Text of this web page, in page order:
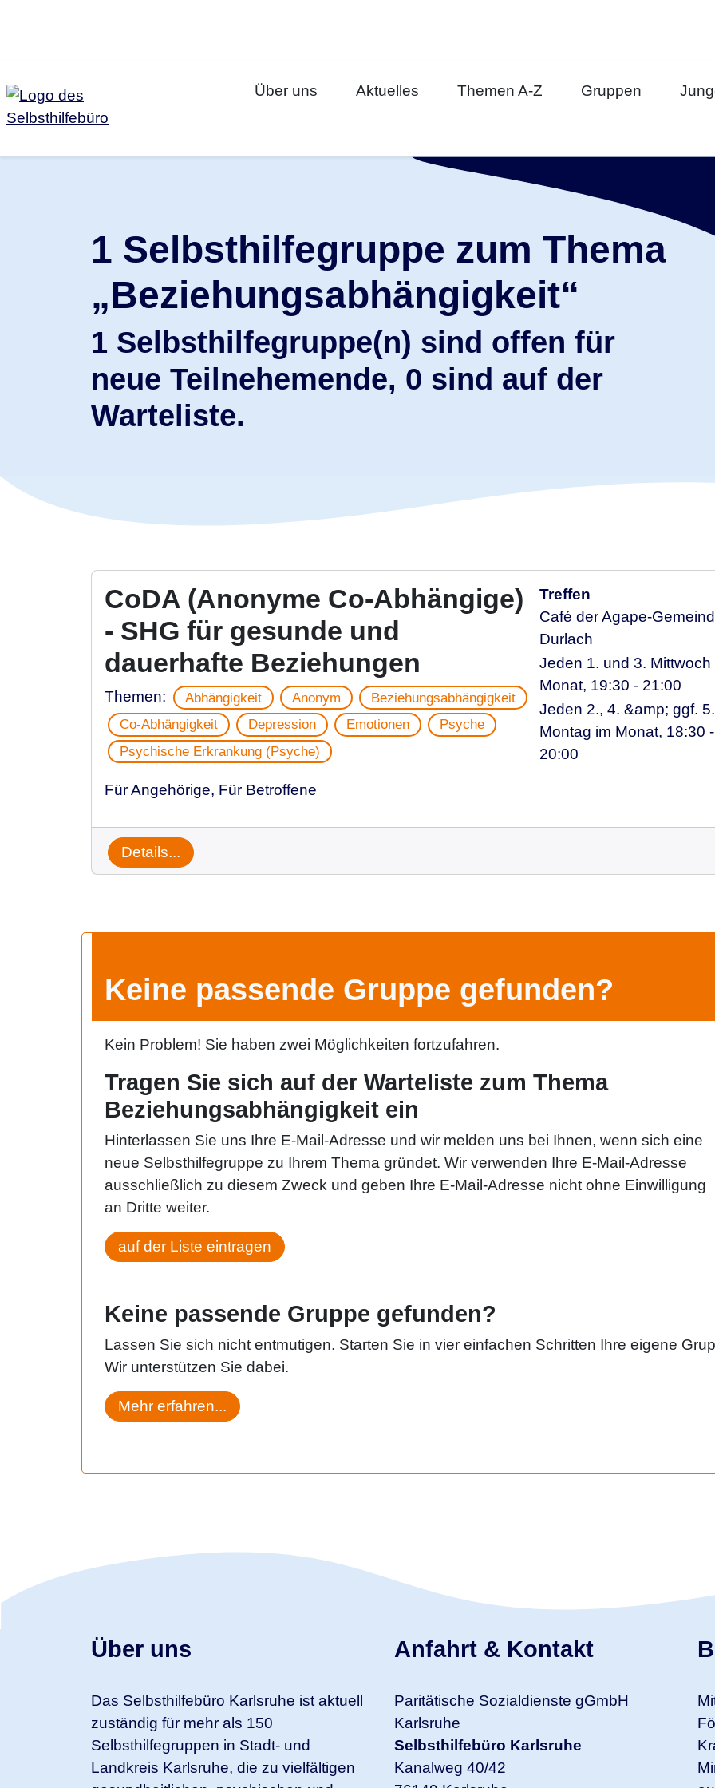
Über uns Aktuelles Themen A-Z Gruppen
1 Selbsthilfegruppe zum Thema
„Beziehungsabhängigkeit“
1 Selbsthilfegruppe(n) sind offen für
neue Teilnehemende, 0 sind auf der
Warteliste.
CoDA (Anonyme Co-Abhängige)
- SHG für gesunde und
dauerhafte Beziehungen
Themen: Abhängigkeit Anonym
Beziehungsabhängigkeit
Co-Abhängigkeit
Depression Emotionen
Psyche
Psychische Erkrankung (Psyche)
Für Angehörige, Für Betroffene
Treffen
Café der Agape-
Durlach
Jeden 1. und 3. Mittwoch
Monat, 19:30 - 21:00
Jeden 2., 4. &amp; ggf. 5.
Montag im Monat, 18:30 -
20:00
Details...
Keine passende Gruppe gefunden?
Kein Problem! Sie haben zwei Möglichkeiten fortzufahren.
Tragen Sie sich auf der Warteliste zum Thema
Beziehungsabhängigkeit ein
Hinterlassen Sie uns Ihre E-Mail-Adresse und wir melden uns bei Ihnen, wenn sich eine
neue Selbsthilfegruppe zu Ihrem Thema gründet. Wir verwenden Ihre E-Mail-Adresse
ausschließlich zu diesem Zweck und geben Ihre E-Mail-Adresse nicht ohne Einwilligung
an Dritte weiter.
auf der Liste eintragen
Keine passende Gruppe gefunden?
Lassen Sie sich nicht entmutigen. Starten Sie in vier einfachen Schritten Ihre eigene
Wir unterstützen Sie dabei.
Mehr erfahren...
Über uns
Das Selbsthilfebüro Karlsruhe ist aktuell
zuständig für mehr als 150
Selbsthilfegruppen in Stadt- und
Landkreis Karlsruhe, die zu vielfältigen
Anfahrt & Kontakt
Paritätische Sozialdienste gGmbH
Karlsruhe
Selbsthilfebüro Karlsruhe
Kanalweg 40/42